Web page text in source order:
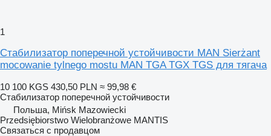
1
Стабилизатор поперечной устойчивости MAN Sierżant
mocowanie tylnego mostu MAN TGA TGX TGS для тягача
10 100 KGS 430,50 PLN ≈ 99,98 €
Стабилизатор поперечной устойчивости
Польша, Mińsk Mazowiecki
Przedsiębiorstwo Wielobranżowe MANTIS
Связаться с продавцом